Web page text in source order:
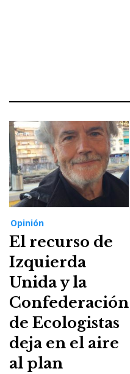
Opinión
El recurso de
Izquierda
Unida y la
Confederación
de Ecologistas
deja en el aire
al plan